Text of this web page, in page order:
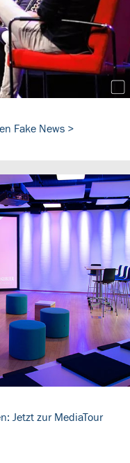
Fake News >
Jetzt zur MediaTour